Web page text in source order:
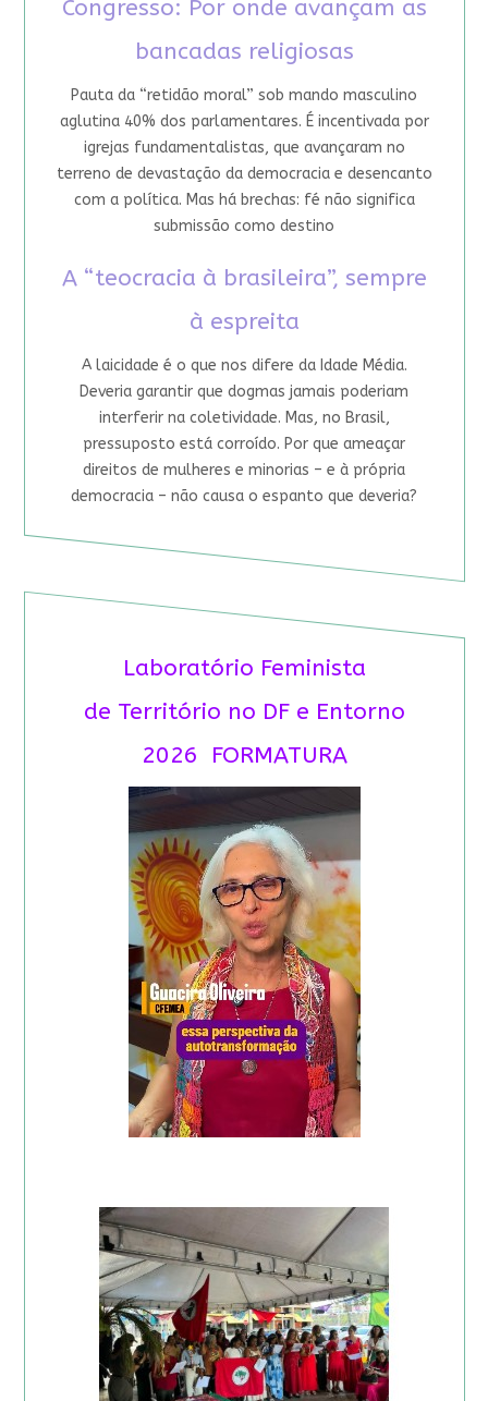
Congresso: Por onde avançam as
bancadas religiosas
Pauta da “retidão moral” sob mando masculino
aglutina 40% dos parlamentares. É incentivada por
igrejas fundamentalistas, que avançaram no
terreno de devastação da democracia e desencanto
com a política. Mas há brechas: fé não significa
submissão como destino
A “teocracia à brasileira”, sempre
à espreita
A laicidade é o que nos difere da Idade Média.
Deveria garantir que dogmas jamais poderiam
interferir na coletividade. Mas, no Brasil,
pressuposto está corroído. Por que ameaçar
direitos de mulheres e minorias – e à própria
democracia – não causa o espanto que deveria?
Laboratório Feminista
de Território no DF e Entorno
2026 FORMATURA